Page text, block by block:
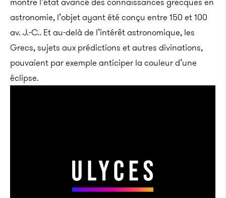
astronomie, l’objet ayant été conçu entre 150 et 100
av. J.-C.. Et au-delà de l’intérêt astronomique, les
Grecs, sujets aux prédictions et autres divinations,
pouvaient par exemple anticiper la couleur d’une
éclipse.